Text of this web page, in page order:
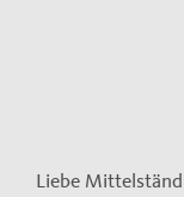
Liebe